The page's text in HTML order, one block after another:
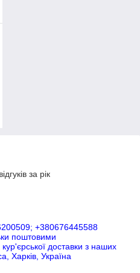
за рік
+380676445588
поштовими
доставки з наших
Харків, Україна